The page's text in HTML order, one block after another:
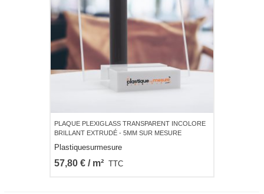
PLAQUE PLEXIGLASS TRANSPARENT INCOLORE
BRILLANT EXTRUDÉ - 5MM SUR MESURE
Plastiquesurmesure
57,80 € / m² TTC